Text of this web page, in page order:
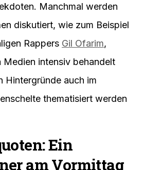
Manchmal werden
diskutiert, wie zum Beispiel
Rappers Gil Ofarim,
Medien intensiv behandelt
Hintergründe auch im
thematisiert werden
Ein
am Vormittag